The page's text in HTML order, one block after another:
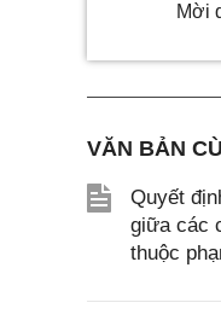
Mời
VĂN BẢN
Quyết
giữa các
thuộc